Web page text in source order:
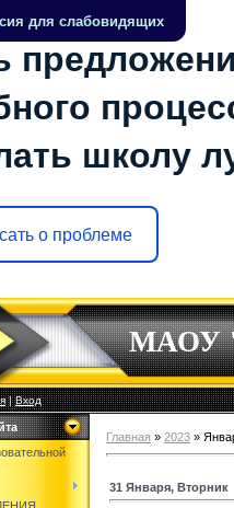
для слабовидящих
школу
о проблеме
МАОУ
|Вход
Главная » 2023 »
31 Января, Вторник